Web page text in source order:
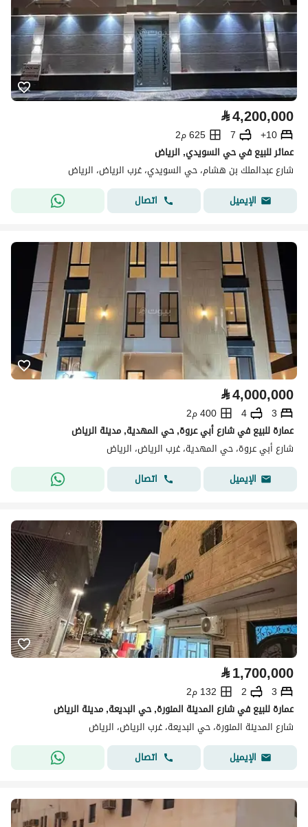
⃁4,200,000
10+
7
625 م2
عمائر للبيع في حي السويدي, الرياض
شارع عبدالملك بن هشام، حي السويدي، غرب الرياض، الرياض
الإيميل
اتصال
⃁4,000,000
3
4
400 م2
عمارة للبيع في شارع أبي عروة, حي المهدية, مدينة الرياض
شارع أبي عروة، حي المهدية، غرب الرياض، الرياض
الإيميل
اتصال
⃁1,700,000
3
2
132 م2
عمارة للبيع في شارع المدينة المنورة, حي البديعة, مدينة الرياض
شارع المدينة المنورة، حي البديعة، غرب الرياض، الرياض
الإيميل
اتصال